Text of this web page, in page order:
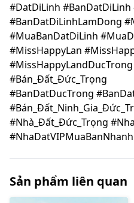
#DatDiLinh
#BanDatDiLinhLamDong
#MuaBanDatDiLinh
#MissHappyLan
#Bán_Đất_Đức_Trọng
#BanDatDucTrong
#Nhà_Đất_Đức_Trọng
Sản phẩm liên quan